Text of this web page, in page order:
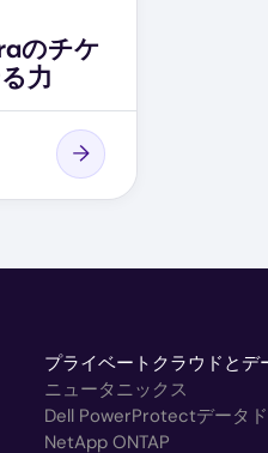
のチケ
力
プライベートクラウドとデ
ニュータニックス
Dell PowerProtectデータ
NetApp ONTAP